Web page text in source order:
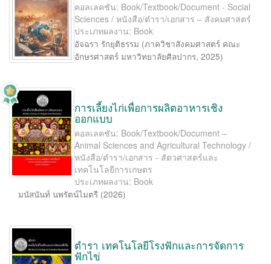
คอลเลคชัน: Book/Textbook/Document - Social
Sciences / หนังสือ/ตำรา/เอกสาร – สังคมศาสตร์
ประเภทผลงาน: Book
อัจฉรา รักยุติธรรม (ภาควิชาสังคมศาสตร์ คณะ
อักษรศาสตร์ มหาวิทยาลัยศิลปากร, 2025)
การเลี้ยงไก่เพื่อการผลิตอาหารเชิง
ออกแบบ
คอลเลคชัน: Book/Textbook/Document –
Animal Sciences and Agricultural Technology /
หนังสือ/ตำรา/เอกสาร - สัตวศาสตร์และ
เทคโนโลยีการเกษตร
ประเภทผลงาน: Book
มนัสนันท์ นพรัตน์ไมตรี (2026)
ตำรา เทคโนโลยีโรงฟักและการจัดการ
ฟักไข่